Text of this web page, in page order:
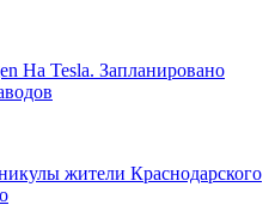
На Tesla. Запланировано
жители Краснодарского